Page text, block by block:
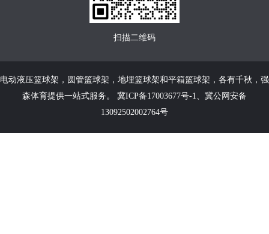
扫描二维码
电动液压篮球架 ， 圆管篮球架 ， 地埋篮球架和平箱篮球架 ，各有千秋，强
森体育提供一站式服务。 冀ICP备17003677号-1
冀公网安备
13092502002764号